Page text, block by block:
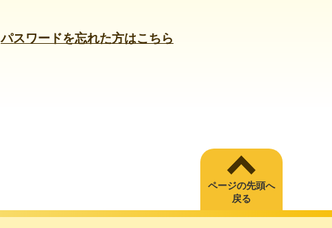
パスワードを忘れた方はこちら
ページの先頭へ
戻る